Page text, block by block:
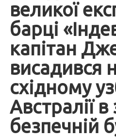
великої
барці
капітан
висадився
східному
Австралії в
безпечній